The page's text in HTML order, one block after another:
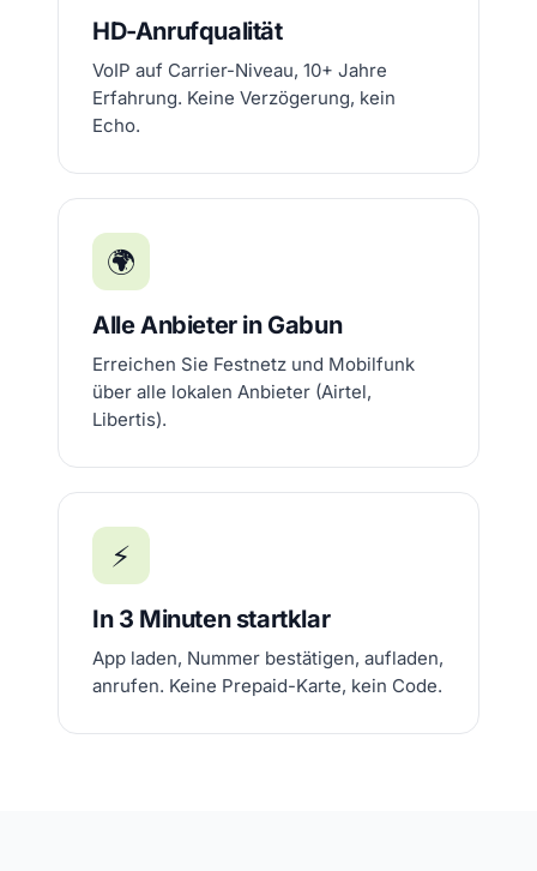
HD-Anrufqualität
VoIP auf Carrier-Niveau, 10+ Jahre
Erfahrung. Keine Verzögerung, kein
Echo.
🌍
Alle Anbieter in Gabun
Erreichen Sie Festnetz und Mobilfunk
über alle lokalen Anbieter (Airtel,
Libertis).
⚡
In 3 Minuten startklar
App laden, Nummer bestätigen, aufladen,
anrufen. Keine Prepaid-Karte, kein Code.